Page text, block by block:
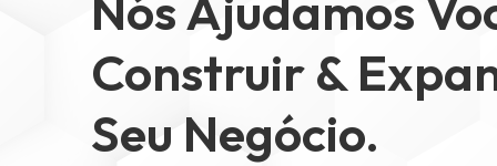
Construir &
Seu Negócio.